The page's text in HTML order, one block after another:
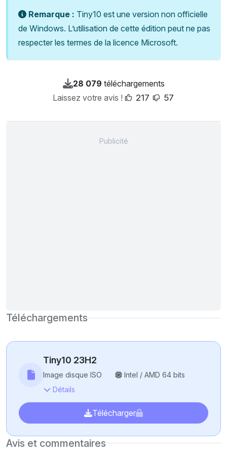
Remarque : Tiny10 est une version non officielle
de Windows. L’utilisation de cette édition peut ne pas
respecter les termes de la licence Microsoft.
28 079 téléchargements
Laissez votre avis !
217 57
Téléchargements
Tiny10 23H2
Image disque ISO
Intel / AMD 64 bits
Détails
Télécharger
Avis et commentaires